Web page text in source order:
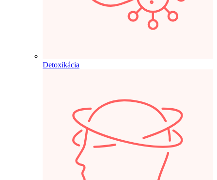
Detoxikácia